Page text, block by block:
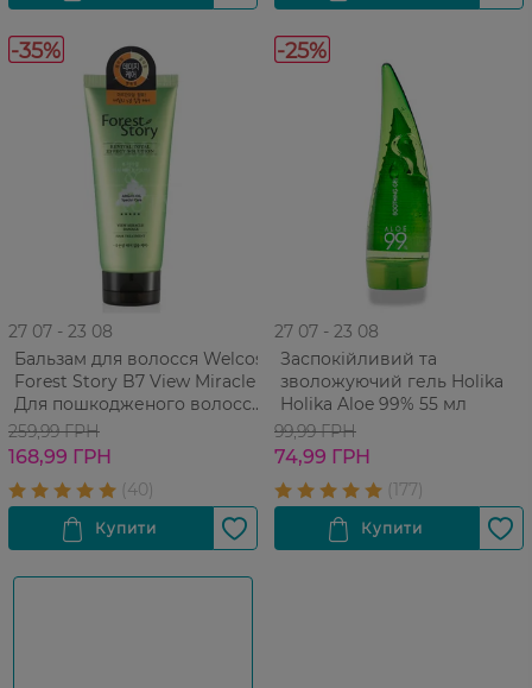
-35%
27 07 - 23 08
Бальзам для волосся Welcos
Forest Story B7 View Miracle
Для пошкодженого волосся
200 мл
259,99 ГРН
168,99 ГРН
-25%
27 07 - 23 08
Заспокійливий та
зволожуючий гель Holika
Holika Aloe 99% 55 мл
99,99 ГРН
74,99 ГРН